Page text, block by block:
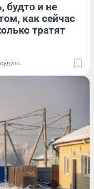
будто и не
как сейчас
тратят